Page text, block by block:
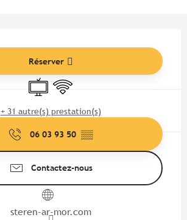
Réserver
Télévision
WiFi
+ 31 autre(s) prestation(s)
06 03 93 50 ▒▒
Contactez-nous
steren-ar-mor.com